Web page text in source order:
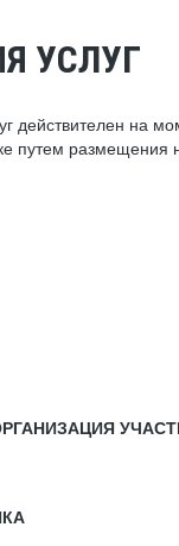
УСЛУГ
действителен на
путем размещения